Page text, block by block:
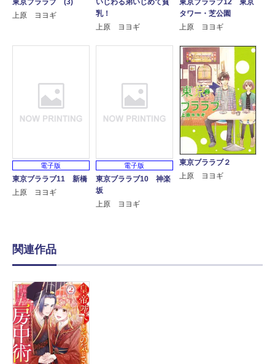
東京ブララブ (3)
上原 ヨヨギ
いじわる弟いじめて貧
乳！
上原 ヨヨギ
東京ブララブ12 東京
タワー・芝公園
上原 ヨヨギ
電子版
東京ブララブ11 新橋
上原 ヨヨギ
電子版
東京ブララブ10 神楽
坂
上原 ヨヨギ
東京ブララブ２
上原 ヨヨギ
関連作品